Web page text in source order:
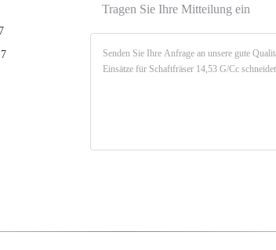
Tragen Sie Ihre Mitteilung ein